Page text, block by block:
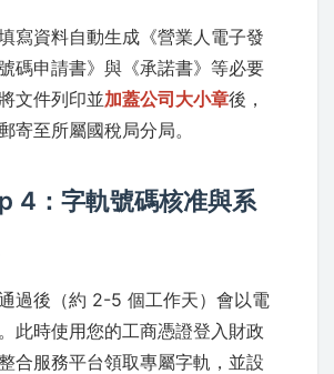
寫資料自動生成《營業人電子發
碼申請書》與《承諾書》等必要
文件列印並加蓋公司大小章後，
寄至所屬國稅局分局。
4：字軌號碼核准與系
過後（約 2-5 個工作天）會以電
此時使用您的工商憑證登入財政
合服務平台領取專屬字軌，並設